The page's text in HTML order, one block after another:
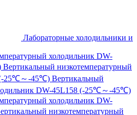
Лабораторные холодильники и
холодильник DW-
Вертикальный низкотемпературный
(-25℃～-45℃) Вертикальный
DW-45L158 (-25℃～-45℃)
холодильник DW-
низкотемпературный